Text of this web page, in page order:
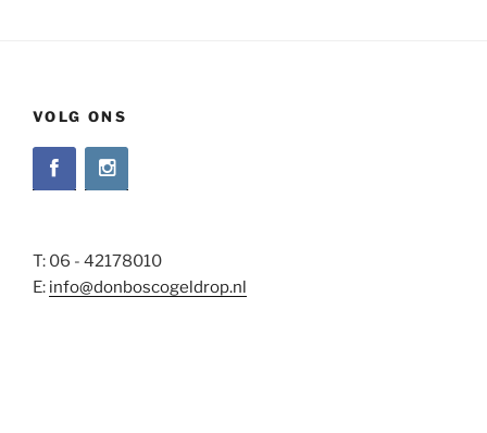
VOLG ONS
T: 06 - 42178010
E: info@donboscogeldrop.nl